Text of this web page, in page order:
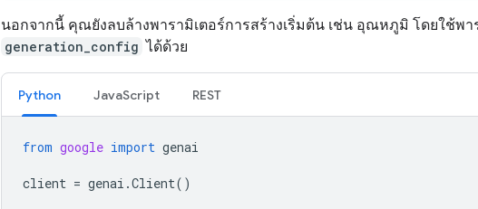
นอกจากนี้ คุณยังลบล้างพารามิเตอร์การสร้างเริ่มต้น เช่น อุณหภูมิ โดยใช้พา
generation_config ได้ด้วย
Python JavaScript REST
from google import genai
client = genai .Client()